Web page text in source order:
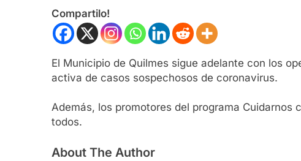
Compartilo!
El Municipio de Quilmes sigue adelante con los
activa de casos sospechosos de coronavirus.
Además, los promotores del programa
todos.
About The Author